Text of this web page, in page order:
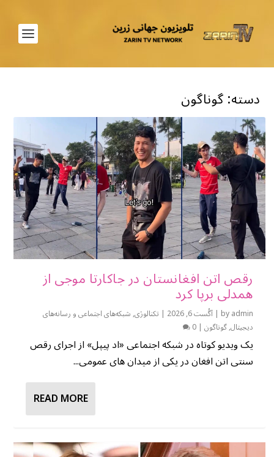
دسته:گوناگون
رقص اتن افغانستان در جاکارتا موجی از
همدلی برپا کرد
byadmin
|آگُست 6, 2026 | تکنالوژی,شبکه‌های اجتماعی و رسانه‌های
دیجیتال,گوناگون |
0
یک ویدیو کوتاه در شبکه اجتماعی «اد پیپل» از اجرای رقص
سنتی اتن افغان در یکی از میدان های عمومی...
READ MORE